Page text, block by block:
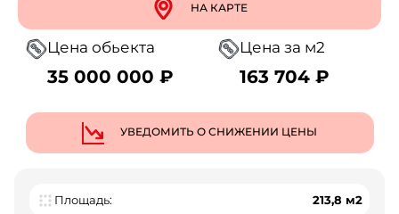
НА КАРТЕ
Цена обьекта
35 000 000 ₽
Цена за м2
163 704 ₽
УВЕДОМИТЬ О СНИЖЕНИИ ЦЕНЫ
Площадь: 213,8 м2